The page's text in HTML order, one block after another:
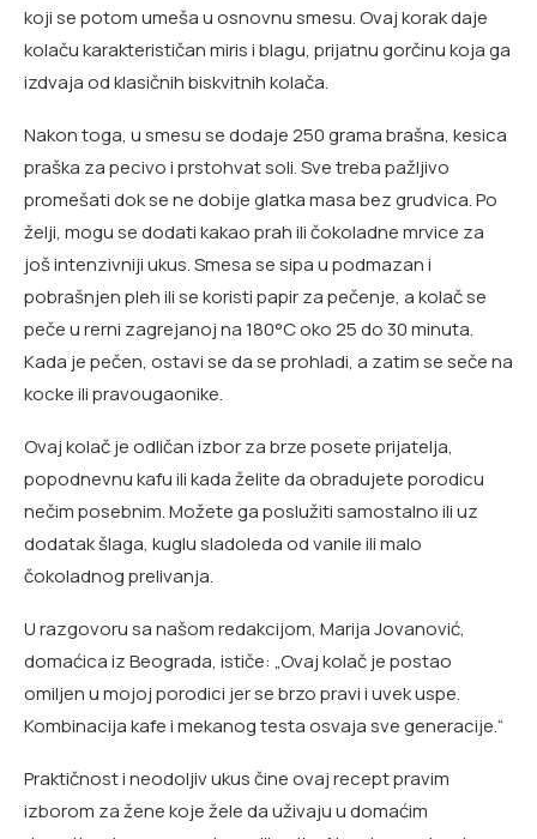
koji se potom umeša u osnovnu smesu. Ovaj korak daje
kolaču karakterističan miris i blagu, prijatnu gorčinu koja ga
izdvaja od klasičnih biskvitnih kolača.
Nakon toga, u smesu se dodaje 250 grama brašna, kesica
praška za pecivo i prstohvat soli. Sve treba pažljivo
promešati dok se ne dobije glatka masa bez grudvica. Po
želji, mogu se dodati kakao prah ili čokoladne mrvice za
još intenzivniji ukus. Smesa se sipa u podmazan i
pobrašnjen pleh ili se koristi papir za pečenje, a kolač se
peče u rerni zagrejanoj na 180°C oko 25 do 30 minuta.
Kada je pečen, ostavi se da se prohladi, a zatim se seče na
kocke ili pravougaonike.
Ovaj kolač je odličan izbor za brze posete prijatelja,
popodnevnu kafu ili kada želite da obradujete porodicu
nečim posebnim. Možete ga poslužiti samostalno ili uz
dodatak šlaga, kuglu sladoleda od vanile ili malo
čokoladnog prelivanja.
U razgovoru sa našom redakcijom, Marija Jovanović,
domaćica iz Beograda, ističe: „Ovaj kolač je postao
omiljen u mojoj porodici jer se brzo pravi i uvek uspe.
Kombinacija kafe i mekanog testa osvaja sve generacije.“
Praktičnost i neodoljiv ukus čine ovaj recept pravim
izborom za žene koje žele da uživaju u domaćim